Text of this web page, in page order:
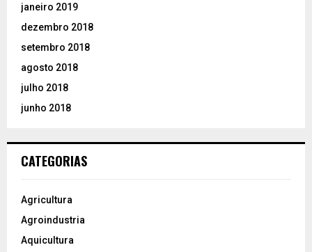
janeiro 2019
dezembro 2018
setembro 2018
agosto 2018
julho 2018
junho 2018
CATEGORIAS
Agricultura
Agroindustria
Aquicultura